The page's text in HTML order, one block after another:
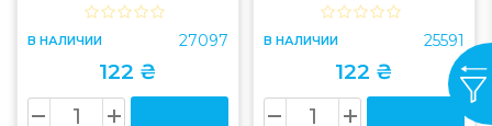
В НАЛИЧИИ 27097
122 ₴
В НАЛИЧИИ 25591
122 ₴